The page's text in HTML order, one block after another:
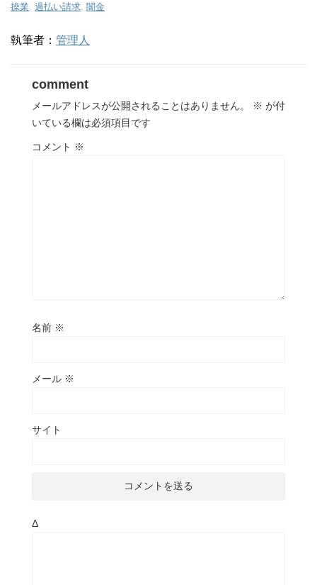
操業 過払い請求 闇金
執筆者： 管理人
comment
メールアドレスが公開されることはありません。 ※ が付
いている欄は必須項目です
コメント ※
名前 ※
メール ※
サイト
Δ